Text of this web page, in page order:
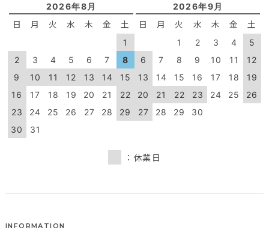
2026年8月
日 月 火 水 木 金 土
1
2
3 4 5 6 7
8
9
10 11 12 13 14
15
16
17 18 19 20 21
22
23
24 25 26 27 28
29
30
31
2026年9月
日 月 火 水 木 金 土
1 2 3 4
5
6
7 8 9 10 11
12
13
14 15 16 17 18
19
20
21 22 23 24 25
26
27
28 29 30
：休業日
INFORMATION